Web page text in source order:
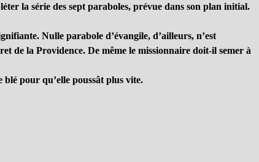
la série des sept paraboles, prévue dans son plan initial.
Nulle parabole d’évangile, d’ailleurs, n’est
de la Providence. De même le missionnaire doit-il semer à
blé pour qu’elle poussât plus vite.